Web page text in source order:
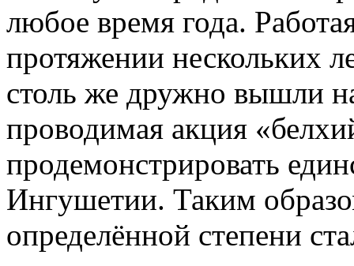
любое время года.
протяжении нескольких
столь же дружно вышли
проводимая акция
продемонстрировать
Ингушетии. Таким
определённой степени